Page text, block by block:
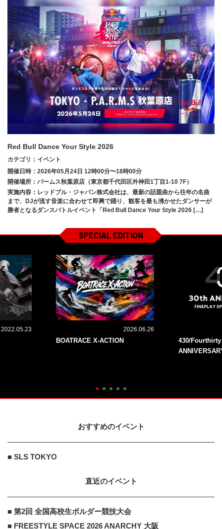
Red Bull Dance Your Style 2026
カテゴリ：イベント
開催日時：2026年05月24日 12時00分〜18時00分
開催場所：パームス秋葉原店（東京都千代田区外神田1丁目1-10 7F）
実施内容：レッドブル・ジャパン株式会社は、最新の話題曲から往年の名曲
まで、DJが流す音楽に合わせて即興で踊り、観客を最も沸かせたダンサーが
勝者となるダンスバトルイベント「Red Bull Dance Your Style 2026 […]
SPECIAL EDITION
2022.05.23 2026.06.26
BOATRACE X-ACTION
430/
おすすめのイベント
■ SLS TOKYO
直近のイベント
■ 第2回 全国高校生ボルダー競技大会
■ FREESTYLE SPACE 2026 ANARCHY 大阪